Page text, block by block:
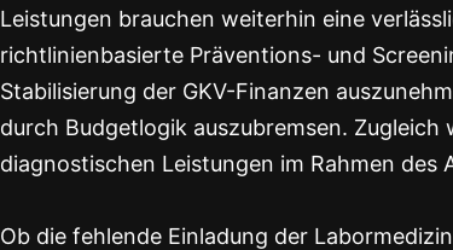
Leistungen brauchen weiterhin eine
richtlinienbasierte Präventions- und
Stabilisierung der GKV-Finanzen
durch Budgetlogik auszubremsen.
diagnostischen Leistungen im Rahmen des
Ob die fehlende Einladung der